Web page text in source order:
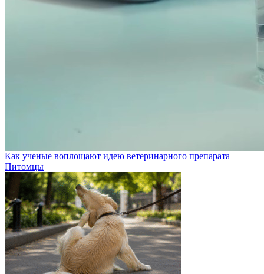
Как ученые воплощают идею ветеринарного препарата
Питомцы